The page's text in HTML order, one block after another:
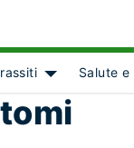
Salute e